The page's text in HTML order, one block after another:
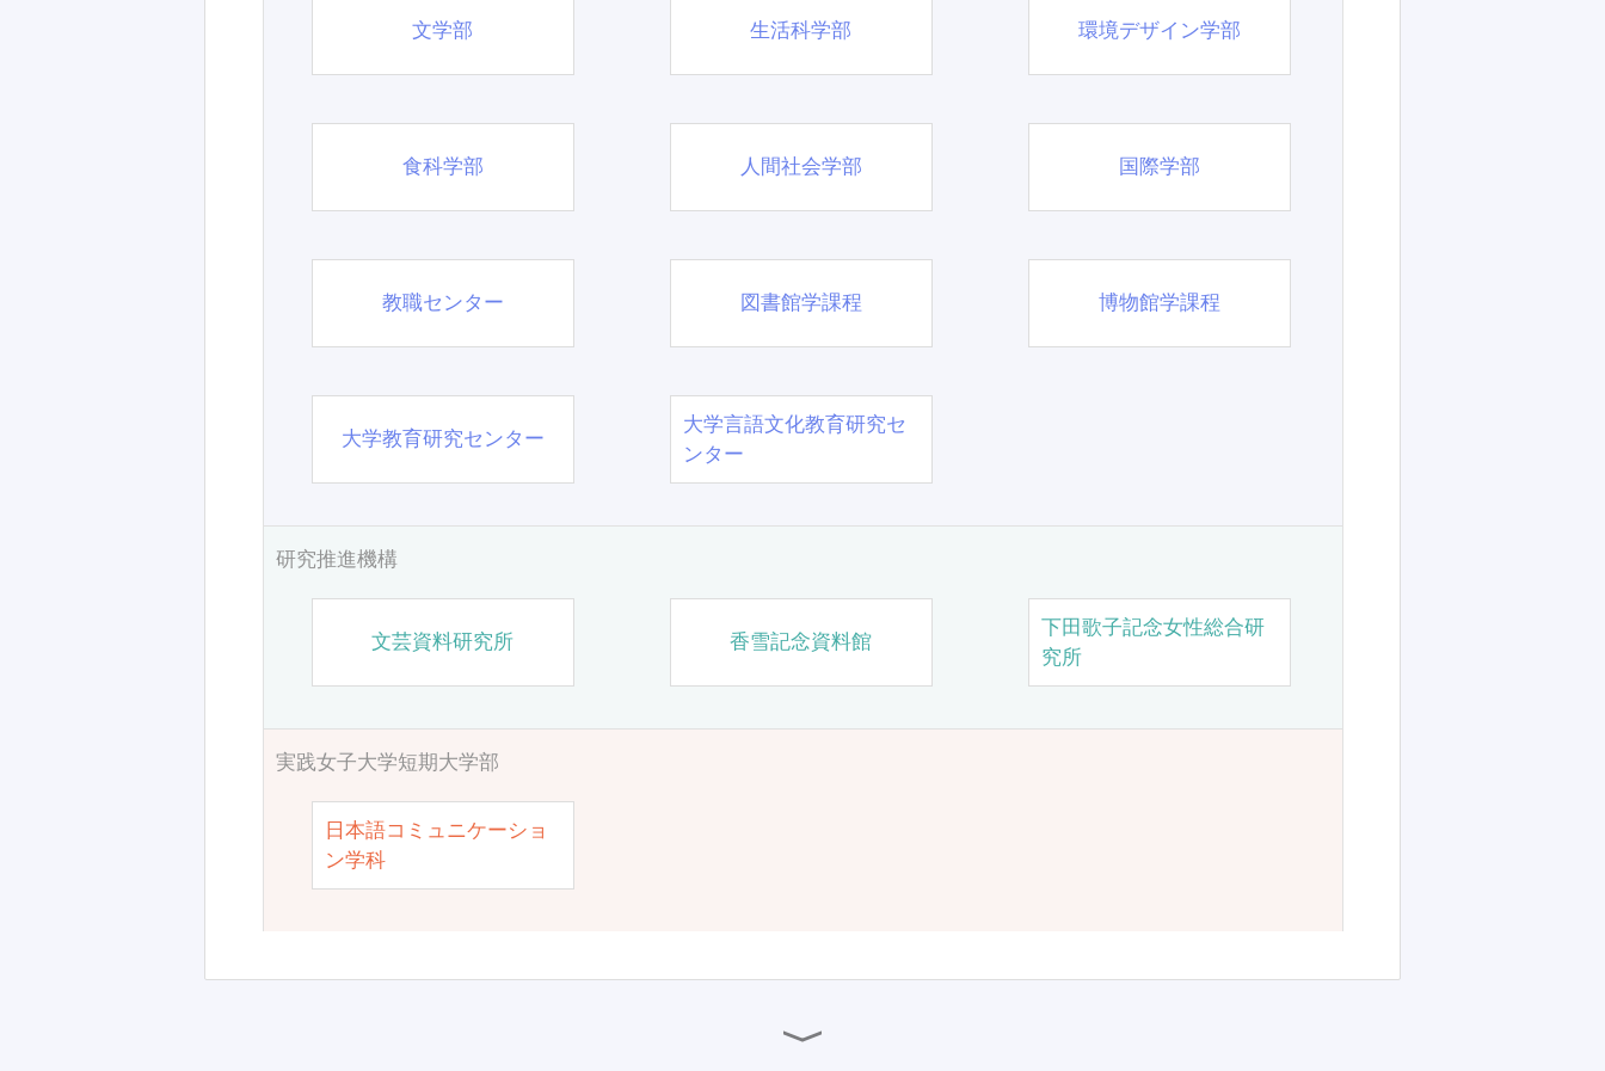
文学部 生活科学部 環境デザイン学部
食科学部 人間社会学部 国際学部
教職センター 図書館学課程 博物館学課程
大学教育研究センター
大学言語文化教育研究セ
ンター
研究推進機構
文芸資料研究所 香雪記念資料館
下田歌子記念女性総合研
究所
実践女子大学短期大学部
日本語コミュニケーショ
ン学科